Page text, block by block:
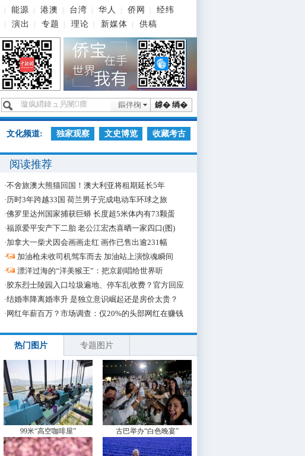
能源 港澳 台湾 华人 侨网
经纬
演出 专题 理论 新媒体 供稿
鎼� 绱�
鏂伴椈
文化频道: 独家观察 文史博览 收藏考古
阅读推荐
·不舍旅澳大熊猫回国！澳大利亚将租期延长5年
·历时3年跨越33国 荷兰男子完成电动车环球之旅
·佛罗里达州国家捕获巨蟒 长度超5米体内有73颗蛋
·福原爱平安产下二胎 老公江宏杰喜晒一家四口(图)
·加拿大一柴犬因会画画走红 画作已售出逾231幅
·
加油枪未收司机驾车而去 加油站上演惊魂瞬间
·
漂洋过海的“洋美猴王”：把京剧唱给世界听
·胶东烈士陵园入口垃圾遍地、停车乱收费？官方回应
·结婚率降离婚率升 是独立意识崛起还是房价太贵？
· 网红年薪百万？市场调查：仅20%的头部网红在赚钱
热门图片 专题图片
99米“高空咖啡屋” 古巴举办“白色晚宴”